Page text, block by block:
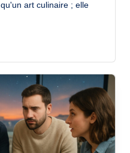
art culinaire ; elle